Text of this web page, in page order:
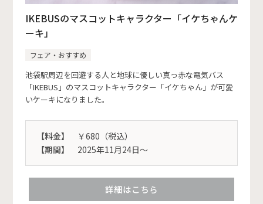
IKEBUSのマスコットキャラクター「イケちゃんケ
ーキ」
フェア・おすすめ
池袋駅周辺を回遊する人と地球に優しい真っ赤な電気バス
「IKEBUS」のマスコットキャラクター「イケちゃん」が可愛
いケーキになりました。
【料金】
￥680（税込）
【期間】
2025年11月24日～
詳細はこちら